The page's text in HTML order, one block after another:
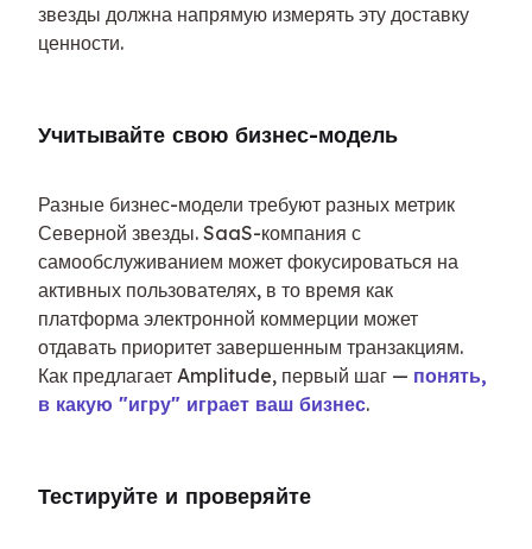
звезды должна напрямую измерять эту доставку
ценности.
Учитывайте свою бизнес-модель
Разные бизнес-модели требуют разных метрик
Северной звезды. SaaS-компания с
самообслуживанием может фокусироваться на
активных пользователях, в то время как
платформа электронной коммерции может
отдавать приоритет завершенным транзакциям.
Как предлагает Amplitude, первый шаг — понять,
в какую "игру" играет ваш бизнес.
Тестируйте и проверяйте